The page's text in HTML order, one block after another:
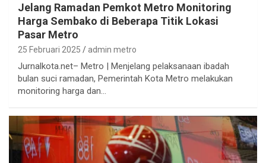
Jelang Ramadan Pemkot Metro Monitoring
Harga Sembako di Beberapa Titik Lokasi
Pasar Metro
25 Februari 2025 admin metro
Jurnalkota.net– Metro | Menjelang pelaksanaan ibadah
bulan suci ramadan, Pemerintah Kota Metro melakukan
monitoring harga dan…